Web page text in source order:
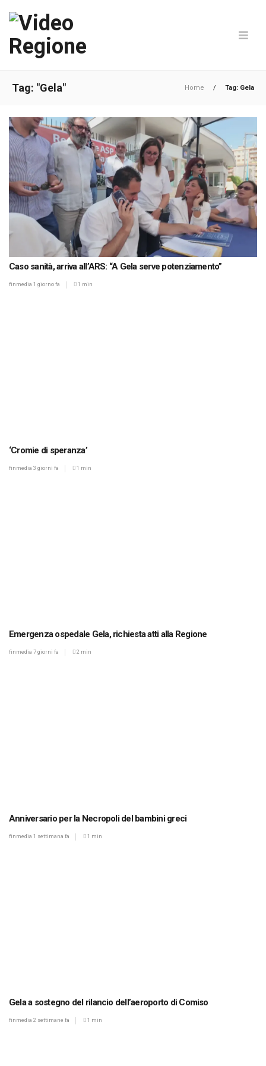
Tag: "Gela" Home / Tag: Gela
Caso sanità, arriva all’ARS: “A Gela serve potenziamento”
finmedia 1 giorno fa 1 min
‘Cromie di speranza’
finmedia 3 giorni fa 1 min
Emergenza ospedale Gela, richiesta atti alla Regione
finmedia 7 giorni fa 2 min
Anniversario per la Necropoli del bambini greci
finmedia 1 settimana fa 1 min
Gela a sostegno del rilancio dell’aeroporto di Comiso
finmedia 2 settimane fa 1 min